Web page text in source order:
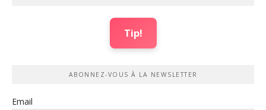
Tip!
ABONNEZ-VOUS À LA NEWSLETTER
Email